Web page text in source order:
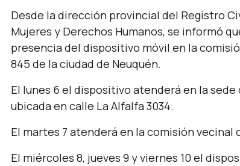
Desde la dirección provincial del Registro
Mujeres y Derechos Humanos, se informó
presencia del dispositivo móvil en la
845 de la ciudad de Neuquén.
El lunes 6 el dispositivo atenderá en la sede
ubicada en calle La Alfalfa 3034.
El martes 7 atenderá en la comisión vecinal
El miércoles 8, jueves 9 y viernes 10 el